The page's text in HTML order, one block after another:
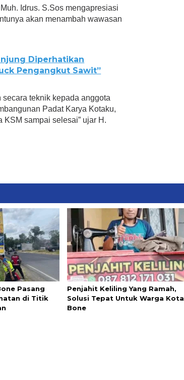
Idrus. S.Sos mengapresiasi
akan menambah wawasan
Diperhatikan
Pengangkut Sawit”
teknik kepada anggota
Padat Karya Kotaku,
sampai selesai” ujar H.
Pasang
di Titik
Penjahit Keliling Yang Ramah,
Solusi Tepat Untuk Warga Kota
Bone